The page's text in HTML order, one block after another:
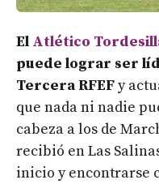
El Atlético
puede lograr ser
Tercera RFEFy
que nada ni nadie
cabeza a los de
recibió en Las
inicio y encontrarse